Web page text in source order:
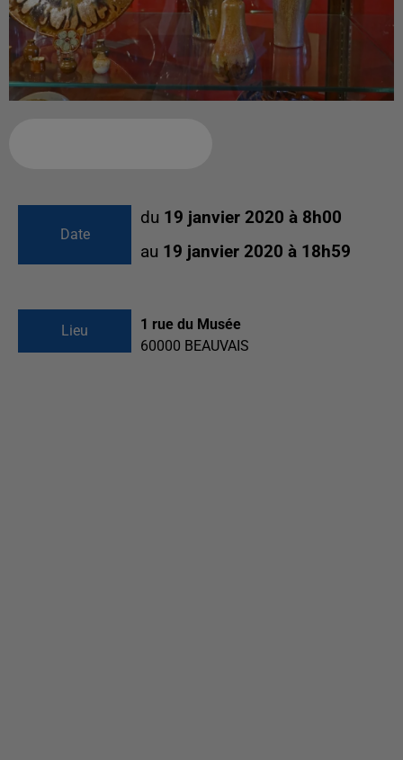
Date
du 19 janvier 2020 à 8h00
au 19 janvier 2020 à 18h59
Lieu
1 rue du Musée
60000 BEAUVAIS